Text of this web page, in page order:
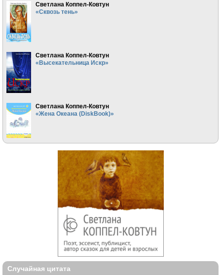
Светлана Коппел-Ковтун
«Сквозь тень»
Светлана Коппел-Ковтун
«Высекательница Искр»
Светлана Коппел-Ковтун
«Жена Океана (DiskBook)»
Случайная цитата